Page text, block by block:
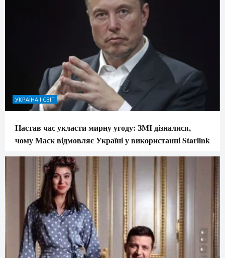
УКРАЇНА І СВІТ
Настав час укласти мирну угоду: ЗМІ дізналися,
чому Маск відмовляє Україні у використанні Starlink